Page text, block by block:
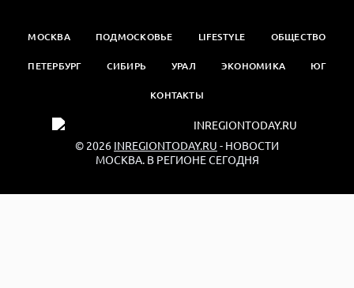
МОСКВА ПОДМОСКОВЬЕ LIFESTYLE ОБЩЕСТВО
ПЕТЕРБУРГ СИБИРЬ УРАЛ ЭКОНОМИКА ЮГ
КОНТАКТЫ
© 2026 INREGIONTODAY.RU - НОВОСТИ
МОСКВА. В РЕГИОНЕ СЕГОДНЯ